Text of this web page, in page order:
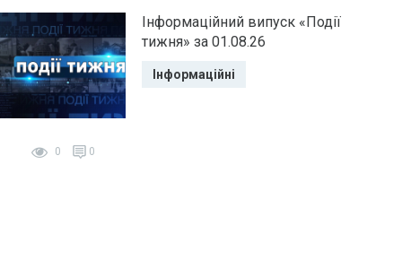
0 0
Інформаційний випуск «Події
тижня» за 01.08.26
Інформаційні